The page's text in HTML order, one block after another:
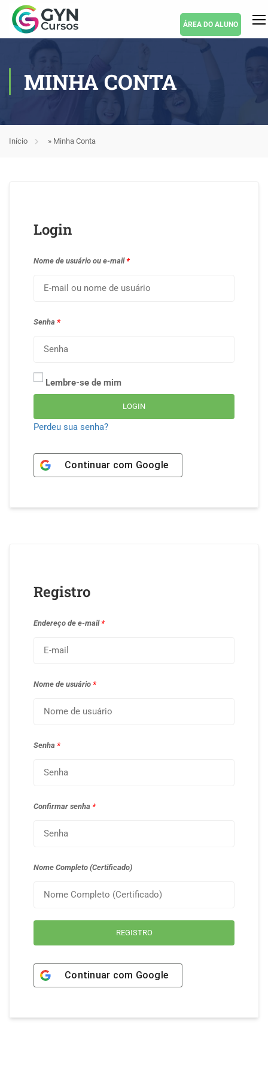
ÁREA DO ALUNO
MINHA CONTA
Início » Minha Conta
Login
Nome de usuário ou e-mail*
Senha *
Lembre-se de mim
LOGIN
Perdeu sua senha?
Continuar com Google
Registro
Endereço de e-mail*
Nome de usuário *
Senha *
Confirmar senha *
Nome Completo (Certificado)
REGISTRO
Continuar com Google